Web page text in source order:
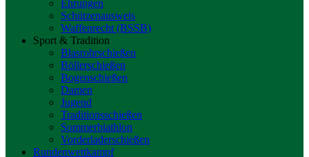
Ehrungen
Schützenausweis
Waffenrecht (BSSB)
Sport & Tradition
Blasrohrschießen
Böllerschießen
Bogenschießen
Damen
Jugend
Traditionsschießen
Sommerbiathlon
Vorderladerschießen
Rundenwettkampf